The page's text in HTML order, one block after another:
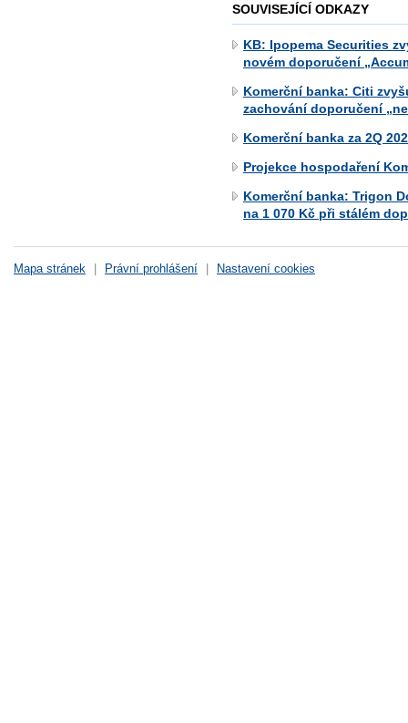
SOUVISEJÍCÍ ODKAZY
KB: Ipopema Securities
novém doporučení
Komerční banka: Citi
zachování doporučení
Komerční banka za 2Q
Projekce hospodaření
Komerční banka: Trigon
na 1 070 Kč při stálém
Mapa stránek Právní prohlášení Nastavení cookies